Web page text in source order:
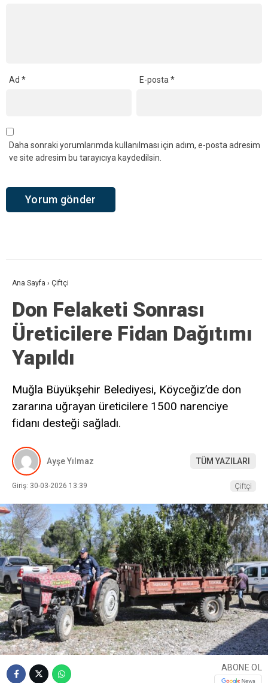
Ad * E-posta*
Daha sonraki yorumlarımda kullanılması için adım, e-posta adresim
ve site adresim bu tarayıcıya kaydedilsin.
Ana Sayfa › Çiftçi
Don Felaketi Sonrası
Üreticilere Fidan Dağıtımı
Yapıldı
Muğla Büyükşehir Belediyesi, Köyceğiz’de don
zararına uğrayan üreticilere 1500 narenciye
fidanı desteği sağladı.
Ayşe Yılmaz TÜM YAZILARI
Giriş: 30-03-2026 13:39 Çiftçi
ABONE OL